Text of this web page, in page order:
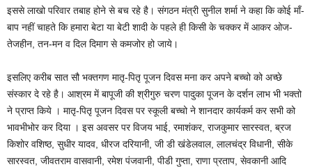
इससे लाखो परिवार तबाह होने से बच रहे है। संगठन मंत्री सुनील शर्मा ने कहा कि कोई माँ-
बाप नहीं चाहते कि हमारा बेटा या बेटी शादी के पहले ही किसी के चक्कर में आकर ओज-
तेजहीन, तन-मन व दिल दिमाग से कमजोर हो जाये।
इसलिए करीब सात सौ भक्तगण मातृ-पितृ पूजन दिवस मना कर अपने बच्चो को अच्छे
संस्कार दे रहे है। आश्रम में बापूजी की श्रीगुरु चरण पादुका पूजन के दर्शन लाभ भी भक्तो
ने प्राप्त किये । मातृ-पितृ पूजन दिवस पर स्कूली बच्चो ने शानदार कार्यकर्म कर सभी को
भावभीभोर कर दिया । इस अवसर पर विजय भाई, रमाशंकर, राजकुमार सारस्वत, ब्रज
किशोर वशिष्ठ, सुधीर यादव, धीरज दरियानी, जी डी खंडेलवाल, लालचंद्र विधानी, सीके
सारस्वत, जीवतराम वासवानी, रमेश पंजवानी, पीडी गुप्ता, राणा प्रताप, सेवकानी आदि